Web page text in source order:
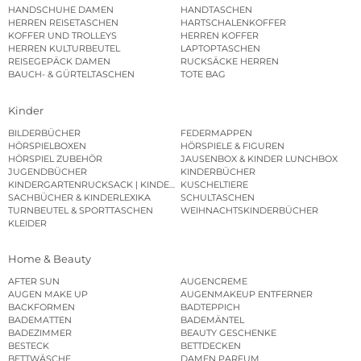
HANDSCHUHE DAMEN
HANDTASCHEN
HERREN REISETASCHEN
HARTSCHALENKOFFER
KOFFER UND TROLLEYS
HERREN KOFFER
HERREN KULTURBEUTEL
LAPTOPTASCHEN
REISEGEPÄCK DAMEN
RUCKSÄCKE HERREN
BAUCH- & GÜRTELTASCHEN
TOTE BAG
Kinder
BILDERBÜCHER
FEDERMAPPEN
HÖRSPIELBOXEN
HÖRSPIELE & FIGUREN
HÖRSPIEL ZUBEHÖR
JAUSENBOX & KINDER LUNCHBOX
JUGENDBÜCHER
KINDERBÜCHER
KINDERGARTENRUCKSACK | KINDERGARTENBEUTEL
KUSCHELTIERE
SACHBÜCHER & KINDERLEXIKA
SCHULTASCHEN
TURNBEUTEL & SPORTTASCHEN
WEIHNACHTSKINDERBÜCHER
KLEIDER
Home & Beauty
AFTER SUN
AUGENCREME
AUGEN MAKE UP
AUGENMAKEUP ENTFERNER
BACKFORMEN
BADTEPPICH
BADEMATTEN
BADEMÄNTEL
BADEZIMMER
BEAUTY GESCHENKE
BESTECK
BETTDECKEN
BETTWÄSCHE
DAMEN PARFUM